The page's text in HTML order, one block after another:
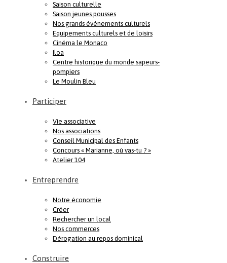
Saison culturelle
Saison jeunes pousses
Nos grands événements culturels
Equipements culturels et de loisirs
Cinéma le Monaco
Iloa
Centre historique du monde sapeurs-
pompiers
Le Moulin Bleu
Participer
Vie associative
Nos associations
Conseil Municipal des Enfants
Concours « Marianne, où vas-tu ? »
Atelier 104
Entreprendre
Notre économie
Créer
Rechercher un local
Nos commerces
Dérogation au repos dominical
Construire